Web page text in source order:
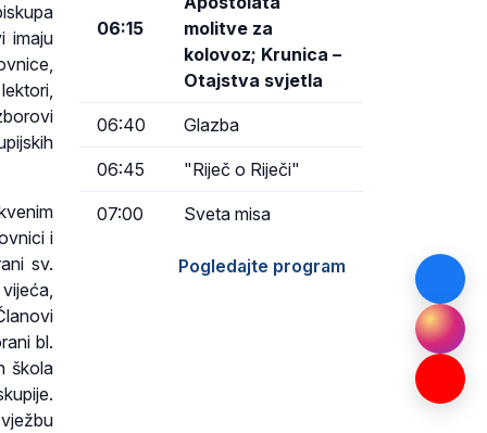
imaju
i
sv.
bl.
škola
06:15
molitve za
kolovoz; Krunica –
Otajstva svjetla
06:40 Glazba
06:45 "Riječ o Riječi"
07:00 Sveta misa
Pogledajte program